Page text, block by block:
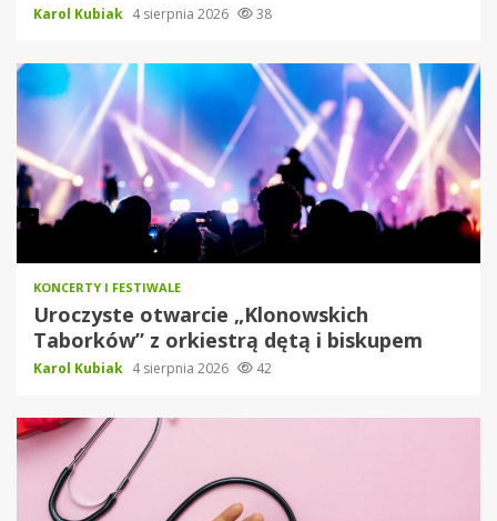
Karol Kubiak 4 sierpnia 2026 38
KONCERTY I FESTIWALE
Uroczyste otwarcie „Klonowskich
Taborków” z orkiestrą dętą i biskupem
Karol Kubiak 4 sierpnia 2026 42